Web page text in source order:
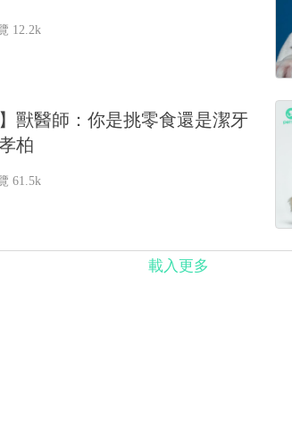
12.2k
獸醫師：你是挑零食還是潔牙
柏
61.5k
載入更多